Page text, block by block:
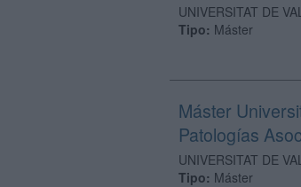
UNIVERSITAT DE
Tipo: Máster
Máster
Patologías
UNIVERSITAT DE
Tipo: Máster